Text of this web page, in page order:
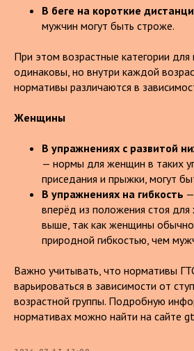
В беге на короткие
мужчин могут быть строже.
При этом возрастные категории
одинаковы, но внутри каждой
нормативы различаются в
Женщины
В упражнениях с развитой
— нормы для женщин в таких
приседания и прыжки, могут
В упражнениях на гибкость
вперёд из положения стоя
выше, так как женщины
природной гибкостью, чем
Важно учитывать, что нормативы
варьироваться в зависимости от
возрастной группы. Подробную
нормативах можно найти на сайте